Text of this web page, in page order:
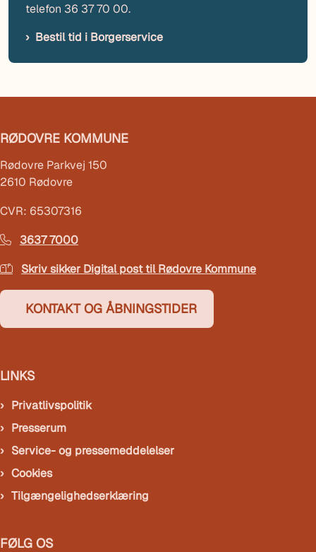
telefon 36 37 70 00.
Bestil tid i Borgerservice
RØDOVRE KOMMUNE
Rødovre Parkvej 150
2610 Rødovre
CVR: 65307316
3637 7000
Skriv sikker Digital post til Rødovre Kommune
KONTAKT OG ÅBNINGSTIDER
LINKS
Privatlivspolitik
Presserum
Service- og pressemeddelelser
Cookies
Tilgængelighedserklæring
FØLG OS